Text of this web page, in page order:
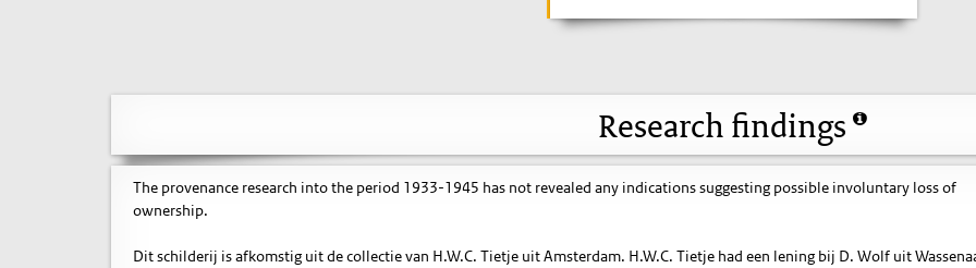
Research findings
The provenance research into the period 1933-1945 has not revealed any indications suggesting possible involuntary loss of
ownership.
Dit schilderij is afkomstig uit de collectie van H.W.C. Tietje uit Amsterdam. H.W.C. Tietje had een lening bij D. Wolf uit